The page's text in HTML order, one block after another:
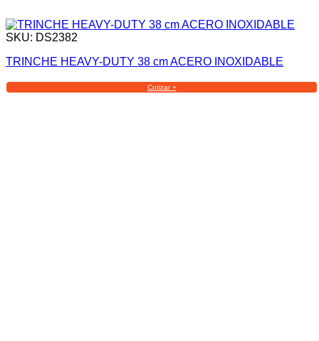
SKU: DS2382
TRINCHE HEAVY-DUTY 38 cm ACERO INOXIDABLE
Cotizar +